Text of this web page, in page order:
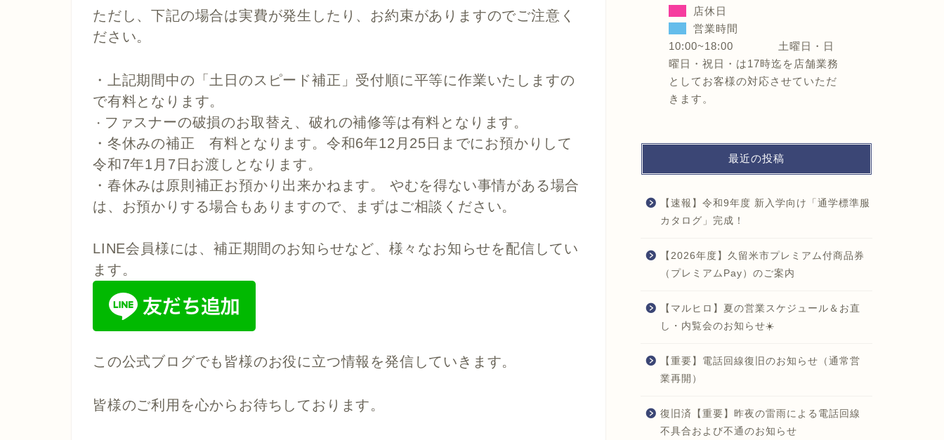
ただし、下記の場合は実費が発生したり、お約束がありますのでご注意く
ださい。
・上記期間中の「土日のスピード補正」受付順に平等に作業いたしますの
で有料となります。
・ ファスナーの破損のお取替え、破れの補修等は有料となります。
・冬休みの補正 有料となります。令和6年12月25日までにお預かりして
令和7年1月7日お渡しとなります。
・春休みは原則補正お預かり出来かねます。 やむを得ない事情がある場合
は、お預かりする場合もありますので、まずはご相談ください。
LINE会員様には、補正期間のお知らせなど、様々なお知らせを配信してい
ます。
この公式ブログでも皆様のお役に立つ情報を発信していきます。
皆様のご利用を心からお待ちしております。
店休日
営業時間
10:00~18:00 土曜日・日
曜日・祝日・は17時迄を店舗業務
としてお客様の対応させていただ
きます。
最近の投稿
【速報】令和9年度 新入学向け「通学標準服
カタログ」完成！
【2026年度】久留米市プレミアム付商品券
（プレミアムPay）のご案内
【マルヒロ】夏の営業スケジュール＆お直
し・内覧会のお知らせ☀️
【重要】電話回線復旧のお知らせ（通常営
業再開）
復旧済【重要】昨夜の雷雨による電話回線
不具合および不通のお知らせ